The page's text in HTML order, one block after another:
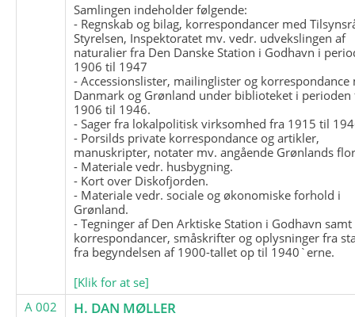
Samlingen indeholder følgende:
- Regnskab og bilag, korrespondancer med
Styrelsen, Inspektoratet mv. vedr. udvekslingen af
naturalier fra Den Danske Station i Godhavn i
1906 til 1947
- Accessionslister, mailinglister og korrespondance
Danmark og Grønland under biblioteket i perioden
1906 til 1946.
- Sager fra lokalpolitisk virksomhed fra 1915 til
- Porsilds private korrespondance og artikler,
manuskripter, notater mv. angående Grønlands
- Materiale vedr. husbygning.
- Kort over Diskofjorden.
- Materiale vedr. sociale og økonomiske forhold i
Grønland.
- Tegninger af Den Arktiske Station i Godhavn
korrespondancer, småskrifter og oplysninger fra
fra begyndelsen af 1900-tallet op til 1940`erne.
[Klik for at se]
A 002
H. DAN MØLLER